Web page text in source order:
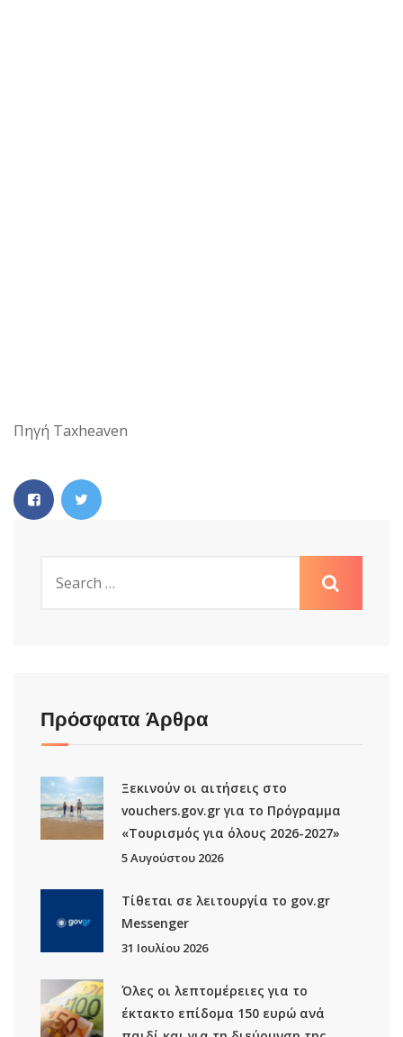
Πηγή Taxheaven
Πρόσφατα Άρθρα
Ξεκινούν οι αιτήσεις στο
vouchers.gov.gr για το Πρόγραμμα
«Τουρισμός για όλους 2026-2027»
5 Αυγούστου 2026
Τίθεται σε λειτουργία το gov.gr
Μessenger
31 Ιουλίου 2026
Όλες οι λεπτομέρειες για το
έκτακτο επίδομα 150 ευρώ ανά